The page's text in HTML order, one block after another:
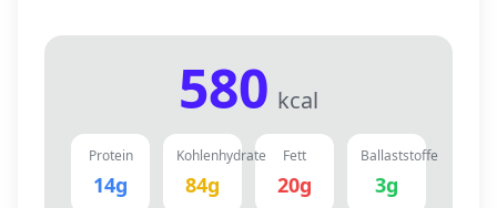
580 kcal
Protein
14g
Kohlenhydrate
84g
Fett
20g
Ballaststoffe
3g